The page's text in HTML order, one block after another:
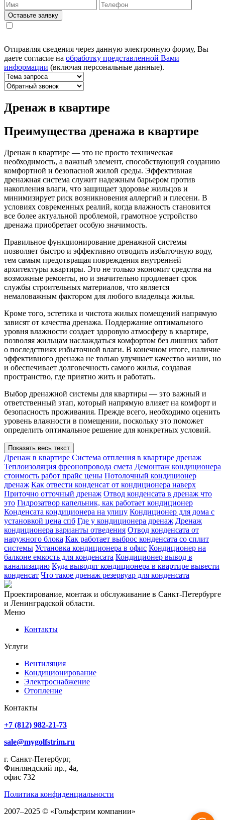
Оставьте заявку
Отправляя сведения через данную электронную форму, Вы
даете согласие на обработку представленной Вами
информации (включая персональные данные).
Дренаж в квартире
Преимущества дренажа в квартире
Дренаж в квартире — это не просто техническая
необходимость, а важный элемент, способствующий созданию
комфортной и безопасной жилой среды. Эффективная
дренажная система служит надежным барьером против
накопления влаги, что защищает здоровье жильцов и
минимизирует риск возникновения аллергий и плесени. В
условиях современных реалий, когда влажность становится
все более актуальной проблемой, грамотное устройство
дренажа приобретает особую значимость.
Правильное функционирование дренажной системы
позволяет быстро и эффективно отводить избыточную воду,
тем самым предотвращая повреждения внутренней
архитектуры квартиры. Это не только экономит средства на
возможные ремонты, но и значительно продлевает срок
службы строительных материалов, что является
немаловажным фактором для любого владельца жилья.
Кроме того, эстетика и чистота жилых помещений напрямую
зависят от качества дренажа. Поддержание оптимального
уровня влажности создает здоровую атмосферу в квартире,
позволяя жильцам наслаждаться комфортом без лишних забот
о последствиях избыточной влаги. В конечном итоге, наличие
эффективного дренажа не только улучшает качество жизни, но
и обеспечивает долговечность самого жилья, создавая
пространство, где приятно жить и работать.
Выбор дренажной системы для квартиры — это важный и
ответственный этап, который напрямую влияет на комфорт и
безопасность проживания. Прежде всего, необходимо оценить
уровень влажности в помещении, поскольку это поможет
определить оптимальное решение для конкретных условий.
Показать весь текст
Дренаж в квартире Система отпления в квартире дренаж
Теплоизоляция фреонопровода смета Демонтаж кондиционера
стоимость работ прайс цены Потолочный кондиционер
дренаж Как отвести конденсат от кондиционера наверх
Приточно отточный дренаж Отвод конденсата в дренаж что
это Гидрозатвор капельник, как работает кондиционер
Конденсата кондиционера на улицу Кондиционер для дома с
установкой цена спб Где у кондиционера дренаж Дренаж
кондиционера варианты отведения Отвод конденсата от
наружного блока Как работает выброс конденсата со сплит
системы Установка кондиционера в офис Кондиционер на
балконе емкость для конденсата Кондиционер вывод в
канализацию Куда выводят кондиционера в квартире вывести
конденсат Что такое дренаж резервуар для конденсата
Проектирование, монтаж и обслуживание в Санкт-Петербурге
и Ленинградской области.
Меню
Контакты
Услуги
Вентиляция
Кондиционирование
Электроснабжение
Отопление
Контакты
+7 (812) 982-21-73
sale@mygolfstrim.ru
г. Санкт-Петербург,
Финляндский пр., 4а,
офис 732
Политика конфиденциальности
2007–2025 © «Гольфстрим компании»